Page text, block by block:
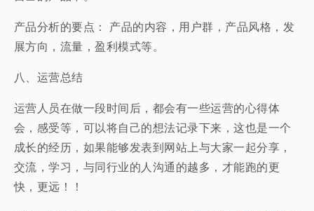
产品分析的要点： 产品的内容，用户群，产品风格，发
展方向，流量，盈利模式等。
八、运营总结
运营人员在做一段时间后，都会有一些运营的心得体
会，感受等，可以将自己的想法记录下来，这也是一个
成长的经历，如果能够发表到网站上与大家一起分享，
交流，学习，与同行业的人沟通的越多，才能跑的更
快，更远！！